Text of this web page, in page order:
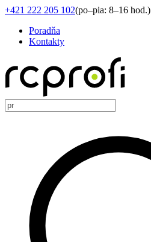
+421 222 205 102(po–pia: 8–16 hod.)
Poradňa
Kontakty